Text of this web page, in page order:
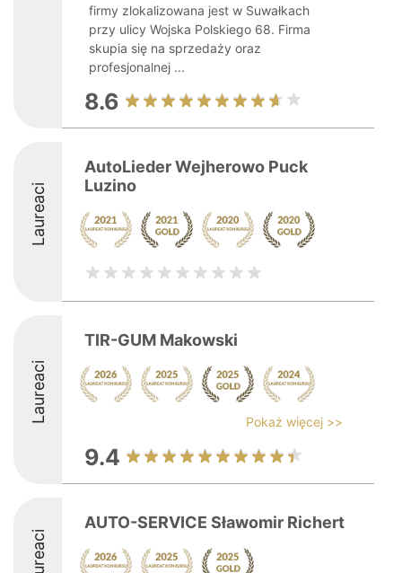
firmy zlokalizowana jest w Suwałkach
przy ulicy Wojska Polskiego 68. Firma
skupia się na sprzedaży oraz
profesjonalnej ...
8.6
Laureaci
AutoLieder Wejherowo Puck
Luzino
Laureaci
TIR-GUM Makowski
Pokaż więcej >>
9.4
AUTO-SERVICE Sławomir Richert